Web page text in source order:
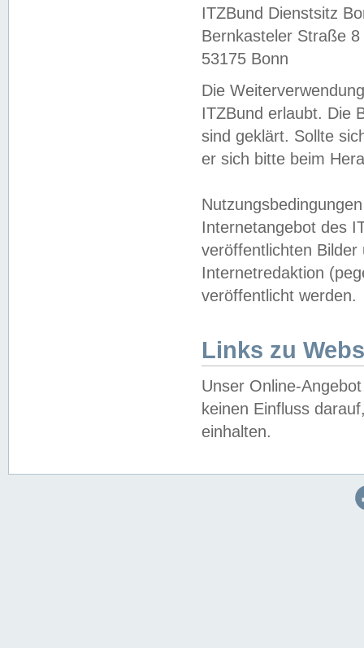
ITZBund Dienstsitz
Bernkasteler Straße 8
53175 Bonn
Die
ITZBund erlaubt. Die
sind geklärt. Sollte
er sich bitte beim
Internetangebot des
veröffentlichten
Internetredaktion
veröffentlicht werden.
Links zu
Unser Online-
keinen Einfluss
einhalten.